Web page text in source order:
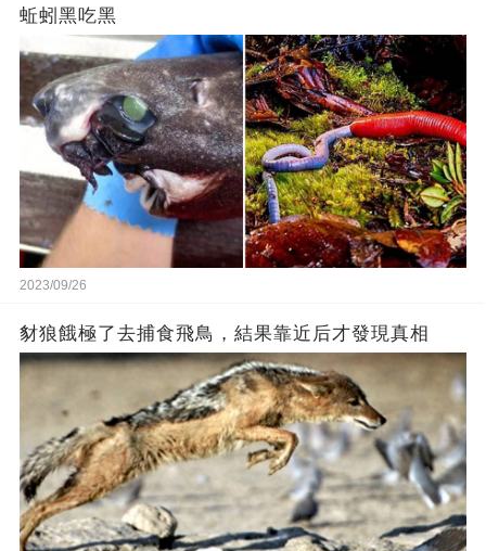
蚯蚓黑吃黑
2023/09/26
豺狼餓極了去捕食飛鳥，結果靠近后才發現真相